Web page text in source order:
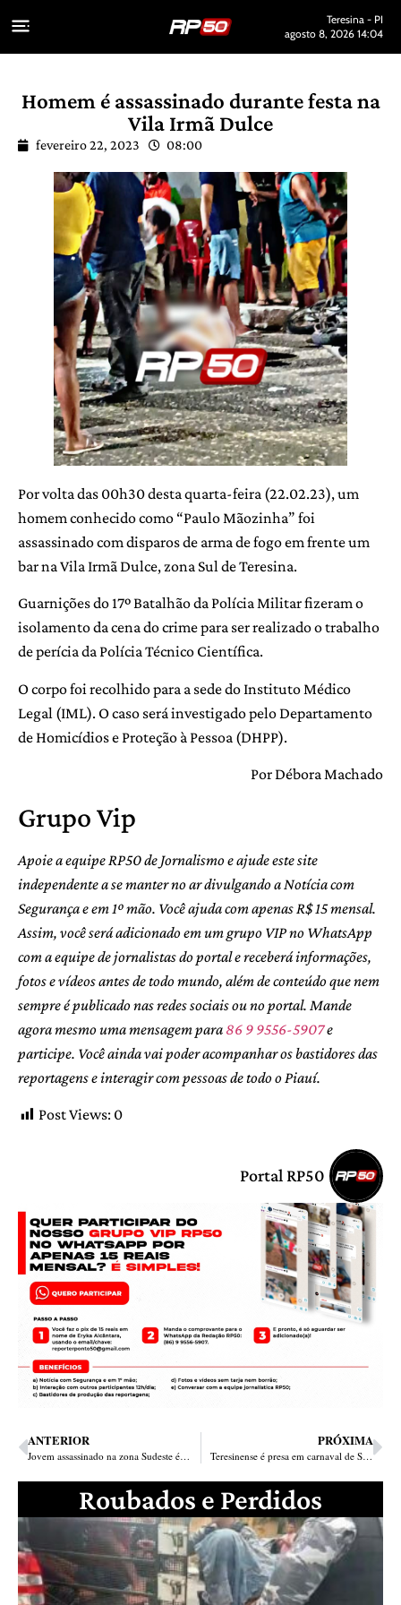
Teresina - PI
agosto 8, 2026 14:04
Homem é assassinado durante festa na
Vila Irmã Dulce
fevereiro 22, 2023 08:00
Por volta das 00h30 desta quarta-feira (22.02.23), um
homem conhecido como “Paulo Mãozinha” foi
assassinado com disparos de arma de fogo em frente um
bar na Vila Irmã Dulce, zona Sul de Teresina.
Guarnições do 17º Batalhão da Polícia Militar fizeram o
isolamento da cena do crime para ser realizado o trabalho
de perícia da Polícia Técnico Científica.
O corpo foi recolhido para a sede do Instituto Médico
Legal (IML). O caso será investigado pelo Departamento
de Homicídios e Proteção à Pessoa (DHPP).
Por Débora Machado
Grupo Vip
Apoie a equipe RP50 de Jornalismo e ajude este site
independente a se manter no ar divulgando a Notícia com
Segurança e em 1º mão. Você ajuda com apenas R$ 15 mensal.
Assim, você será adicionado em um grupo VIP no WhatsApp
com a equipe de jornalistas do portal e receberá informações,
fotos e vídeos antes de todo mundo, além de conteúdo que nem
sempre é publicado nas redes sociais ou no portal. Mande
agora mesmo uma mensagem para 86 9 9556-5907e
participe. Você ainda vai poder acompanhar os bastidores das
reportagens e interagir com pessoas de todo o Piauí.
Post Views: 0
Portal RP50
ANTERIOR
Jovem assassinado na zona Sudeste é filho de homem morto na zona Sul
PRÓXIMA
Teresinense é presa em carnaval de Salvador por chamar ambulante de “macaco”
Roubados e Perdidos